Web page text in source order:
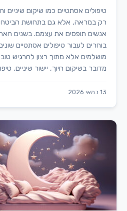
טיפולים אסתטיים כמו שיקום שיניים
רק במראה, אלא גם בתחושת
אנשים תופסים את עצמם. בשנים
בוחרים לעבור טיפולים אסתטיים
מושלמים אלא מתוך רצון להרגיש
מדובר בשיקום חיוך, יישור שיניים,
13 במאי 2026